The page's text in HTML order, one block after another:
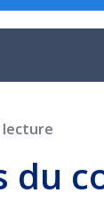
lecture
du